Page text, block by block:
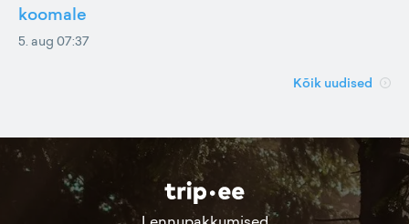
koomale
5. aug 07:37
Kõik uudised